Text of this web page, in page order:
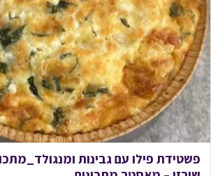
פשטידת פילו עם גבינות